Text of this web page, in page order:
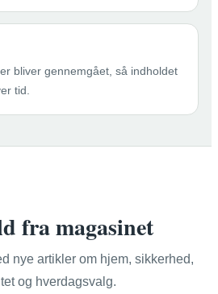
bliver gennemgået, så indholdet
tid.
fra magasinet
nye artikler om hjem, sikkerhed,
og hverdagsvalg.